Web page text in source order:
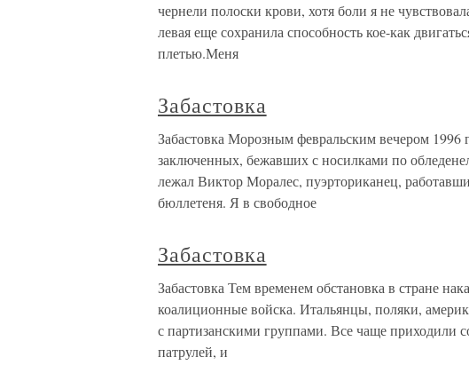
чернели полоски крови, хотя боли я не
левая еще сохранила способность кое-как
плетью.Меня
Забастовка
Забастовка Морозным февральским вечером 1996
заключенных, бежавших с носилками по
лежал Виктор Моралес, пуэрториканец,
бюллетеня. Я в свободное
Забастовка
Забастовка Тем временем обстановка в стране
коалиционные войска. Итальянцы, поляки,
с партизанскими группами. Все чаще приходили
патрулей, и